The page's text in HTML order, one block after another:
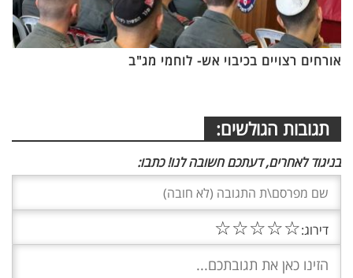
אורחים רצויים בכיבוי אש- לוחמי מג"ב
תגובות הגולשים:
בניגוד לאחרים, דעתכם חשובה לנו! כתבו:
דירוג:☆
☆
☆
☆
☆